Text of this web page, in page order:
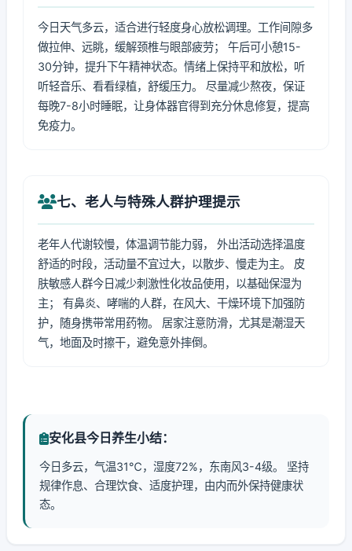
今日天气多云，适合进行轻度身心放松调理。工作间隙多
做拉伸、远眺，缓解颈椎与眼部疲劳； 午后可小憩15-
30分钟，提升下午精神状态。情绪上保持平和放松，听
听轻音乐、看看绿植，舒缓压力。 尽量减少熬夜，保证
每晚7-8小时睡眠，让身体器官得到充分休息修复，提高
免疫力。
七、老人与特殊人群护理提示
老年人代谢较慢，体温调节能力弱， 外出活动选择温度
舒适的时段，活动量不宜过大，以散步、慢走为主。 皮
肤敏感人群今日减少刺激性化妆品使用，以基础保湿为
主； 有鼻炎、哮喘的人群，在风大、干燥环境下加强防
护，随身携带常用药物。 居家注意防滑，尤其是潮湿天
气，地面及时擦干，避免意外摔倒。
安化县今日养生小结：
今日多云，气温31℃，湿度72%，东南风3-4级。 坚持
规律作息、合理饮食、适度护理，由内而外保持健康状
态。